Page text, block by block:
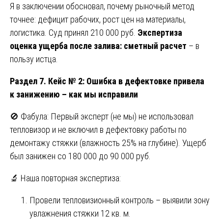
Я в заключении обосновал, почему рыночный метод
точнее: дефицит рабочих, рост цен на материалы,
логистика. Суд принял 210 000 руб. Экспертиза
оценка ущерба после залива: сметный расчет – в
пользу истца.
Раздел 7. Кейс № 2: Ошибка в дефектовке привела
к занижению – как мы исправили
🚫 Фабула: Первый эксперт (не мы) не использовал
тепловизор и не включил в дефектовку работы по
демонтажу стяжки (влажность 25% на глубине). Ущерб
был занижен со 180 000 до 90 000 руб.
🔬 Наша повторная экспертиза:
Провели тепловизионный контроль – выявили зону
увлажнения стяжки 12 кв. м.